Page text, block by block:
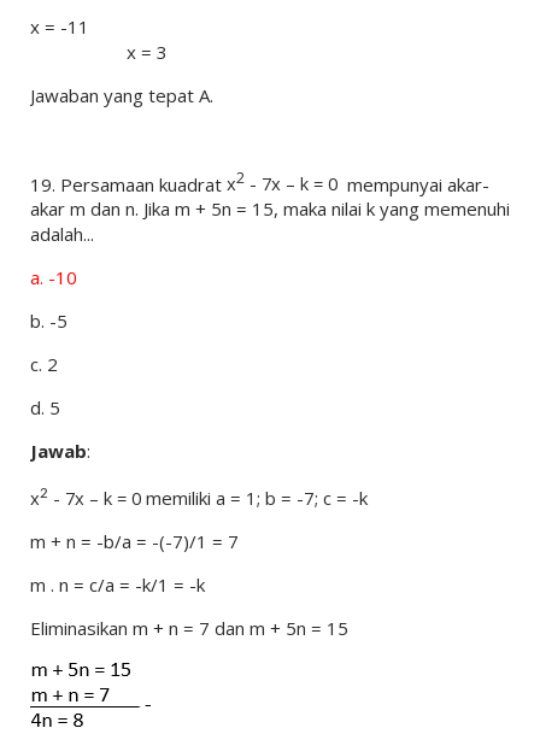
x = -11
x = 3
Jawaban yang tepat A.
19. Persamaan kuadrat x2- 7x – k = 0 mempunyai akar-
akar m dan n. Jika m + 5n = 15, maka nilai k yang memenuhi
adalah...
a. -10
b. -5
c. 2
d. 5
Jawab:
x2 - 7x – k = 0memiliki a = 1; b = -7; c = -k
m + n = -b/a = -(-7)/1 = 7
m . n = c/a = -k/1 = -k
Eliminasikan m + n = 7 dan m + 5n = 15